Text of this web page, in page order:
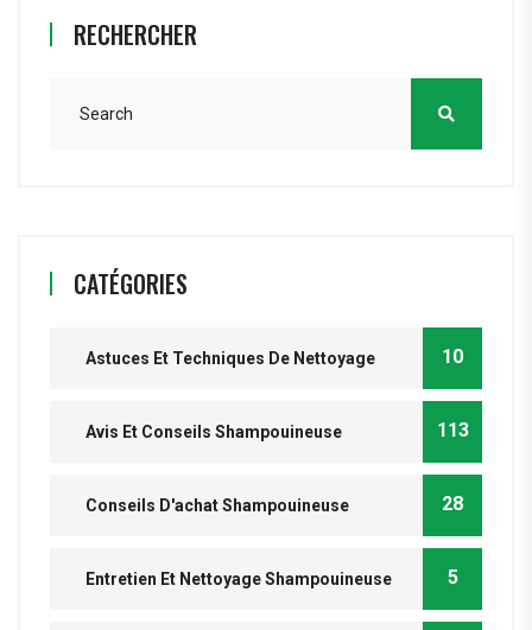
RECHERCHER
CATÉGORIES
Astuces Et Techniques De Nettoyage 10
Avis Et Conseils Shampouineuse 113
Conseils D'achat Shampouineuse 28
Entretien Et Nettoyage Shampouineuse 5